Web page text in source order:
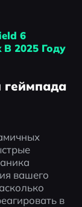
6
2025 Году
геймпада
вашего
в